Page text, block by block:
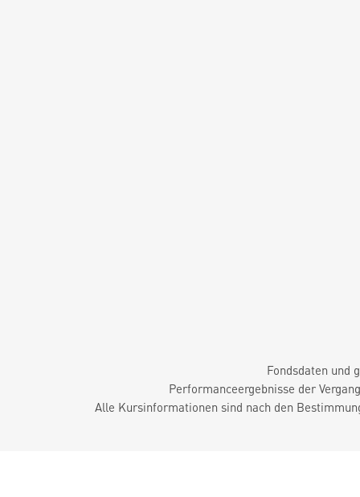
Fondsdaten und
Performanceergebnisse der
Alle Kursinformationen sind nach den